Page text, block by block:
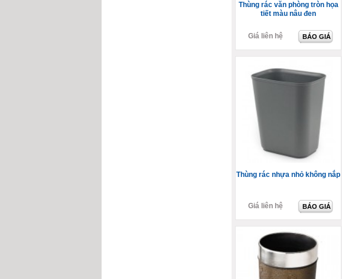
Thùng rác văn phòng tròn họa
tiết màu nâu đen
Giá liên hệ BÁO GIÁ
Thùng rác nhựa nhỏ không nắp
Giá liên hệ BÁO GIÁ